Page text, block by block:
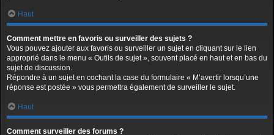
Haut
Comment mettre en favoris ou surveiller des sujets ?
Vous pouvez ajouter aux favoris ou surveiller un sujet en cliquant sur le lien
approprié dans le menu « Outils de sujet », souvent placé en haut et en bas du
sujet de discussion.
Répondre à un sujet en cochant la case du formulaire « M’avertir lorsqu’une
réponse est postée » vous permettra également de surveiller le sujet.
Haut
Comment surveiller des forums ?